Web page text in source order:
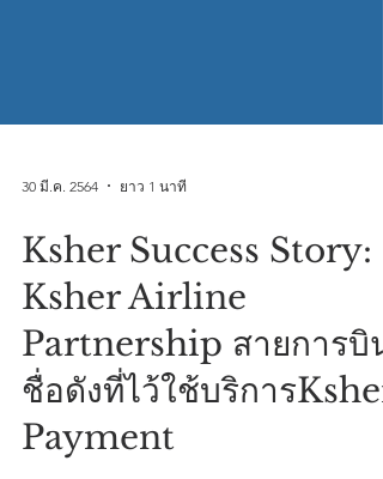
30 มี.ค. 2564 ยาว 1 นาที
Ksher Success Story:
Ksher Airline
Partnership สายการบิน
ชื่อดังที่ไว้ใช้บริการKsher